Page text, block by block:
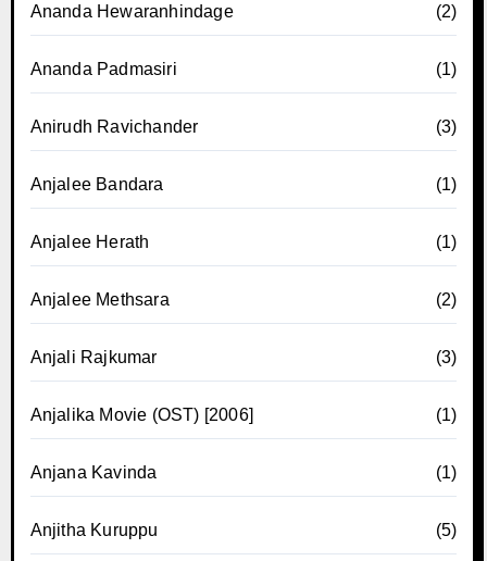
Ananda Hewaranhindage (2)
Ananda Padmasiri (1)
Anirudh Ravichander (3)
Anjalee Bandara (1)
Anjalee Herath (1)
Anjalee Methsara (2)
Anjali Rajkumar (3)
Anjalika Movie (OST) [2006] (1)
Anjana Kavinda (1)
Anjitha Kuruppu (5)